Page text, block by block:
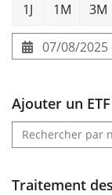
1J 1M 3M
07/08/2025
Ajouter un
Traitement